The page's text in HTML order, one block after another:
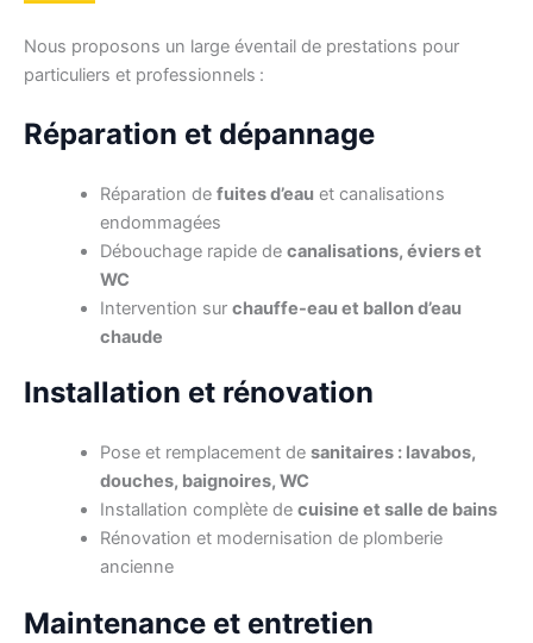
Nous proposons un large éventail de prestations pour
particuliers et professionnels :
Réparation et dépannage
Réparation de fuites d’eau et canalisations
endommagées
Débouchage rapide de canalisations, éviers et
WC
Intervention sur chauffe-eau et ballon d’eau
chaude
Installation et rénovation
Pose et remplacement de sanitaires : lavabos,
douches, baignoires, WC
Installation complète de cuisine et salle de bains
Rénovation et modernisation de plomberie
ancienne
Maintenance et entretien